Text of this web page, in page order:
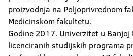
proizvodnja na Poljoprivrednom
Medicinskom fakultetu.
Godine 2017. Univerzitet u Banjoj
licenciranih studijskih programa